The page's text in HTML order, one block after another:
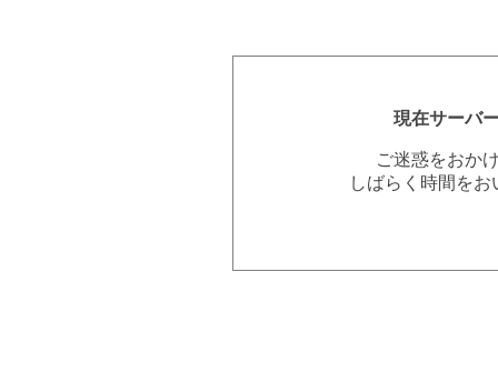
現在サーバ
ご迷惑をおか
しばらく時間を